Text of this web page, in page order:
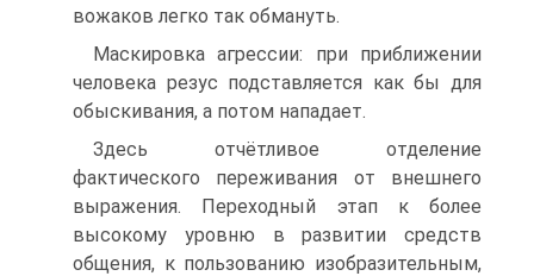
вожаков легко так обмануть.
Маскировка агрессии: при приближении
человека резус подставляется как бы для
обыскивания, а потом нападает.
Здесь отчётливое отделение
фактического переживания от внешнего
выражения. Переходный этап к более
высокому уровню в развитии средств
общения, к пользованию изобразительным,